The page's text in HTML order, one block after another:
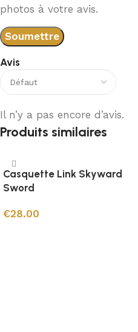
Avis
Il n’y a pas encore d’avis.
photos à votre avis.
Produits similaires
Casquette Link Skyward
Sword
€28.00